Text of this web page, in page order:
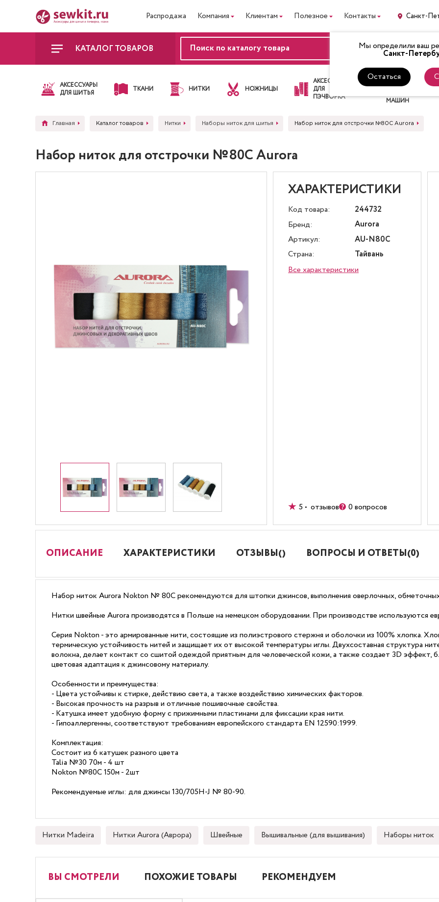
Распродажа Компания Клиентам Полезное Контакты Санкт-
Мы определили ваш
Санкт-
Остаться
КАТАЛОГ ТОВАРОВ ВХОД
АКСЕССУАРЫ
ДЛЯ ШИТЬЯ
ТКАНИ НИТКИ НОЖНИЦЫ
АКСЕССУАРЫ
ДЛЯ
ПЭЧВОРКА
ЛАПКИ
ДЛЯ
МАШИН
Главная Каталог товаров Нитки Наборы ниток для шитья Набор ниток для отстрочки №80C Aurora
Набор ниток для отстрочки №80C Aurora
ХАРАКТЕРИСТИКИ
Код товара:
244732
Бренд:
Aurora
Артикул:
AU-N80C
Страна:
Тайвань
Все характеристики
5 • отзывов 0 вопросов
ОПИСАНИЕ ХАРАКТЕРИСТИКИ ОТЗЫВЫ() ВОПРОСЫ И ОТВЕТЫ(0)
Набор ниток Aurora Nokton № 80C рекомендуются для штопки джинсов, выполнения оверлочных,
Нитки швейные Aurora производятся в Польше на немецком оборудовании. При производстве используются
Серия Nokton - это армированные нити, состоящие из полиэстрового стержня и оболочки из 100% хлопка.
термическую устойчивость нитей и защищает их от высокой температуры иглы. Двухсоставная структура
волокна, делает контакт со сшитой одеждой приятным для человеческой кожи, а также создает 3D эффект,
цветовая адаптация к джинсовому материалу.
Особенности и преимущества:
- Цвета устойчивы к стирке, действию света, а также воздействию химических факторов.
- Высокая прочность на разрыв и отличные пошивочные свойства.
- Катушка имеет удобную форму с прижимными пластинами для фиксации края нити.
- Гипоаллергенны, соответствуют требованиям европейского стандарта EN 12590:1999.
Комплектация:
Состоит из 6 катушек разного цвета
Talia №30 70м - 4 шт
Nokton №80C 150м - 2шт
Рекомендуемые иглы: для джинсы 130/705H-J № 80-90.
Нитки Madeira Нитки Aurora (Аврора) Швейные Вышивальные (для вышивания) Наборы ниток
ВЫ СМОТРЕЛИ ПОХОЖИЕ ТОВАРЫ РЕКОМЕНДУЕМ